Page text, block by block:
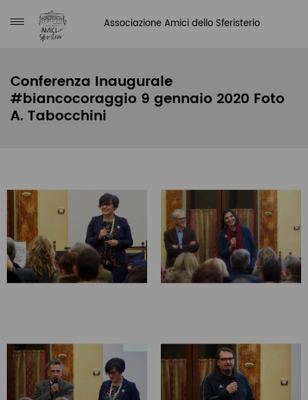
Associazione Amici dello Sferisterio
Conferenza Inaugurale
#biancocoraggio 9 gennaio 2020 Foto
A. Tabocchini